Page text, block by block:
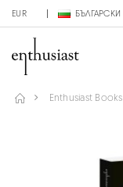
EUR БЪЛГАРСКИ
Enthusiast Books